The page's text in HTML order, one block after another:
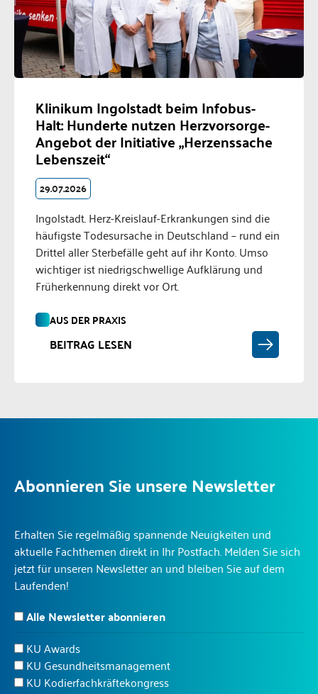
Klinikum Ingolstadt beim Infobus-
Halt: Hunderte nutzen Herzvorsorge-
Angebot der Initiative „Herzenssache
Lebenszeit“
29.07.2026
Ingolstadt. Herz-Kreislauf-Erkrankungen sind die
häufigste Todesursache in Deutschland – rund ein
Drittel aller Sterbefälle geht auf ihr Konto. Umso
wichtiger ist niedrigschwellige Aufklärung und
Früherkennung direkt vor Ort.
AUS DER PRAXIS
BEITRAG LESEN
Abonnieren Sie unsere Newsletter
Erhalten Sie regelmäßig spannende Neuigkeiten und
aktuelle Fachthemen direkt in Ihr Postfach. Melden Sie sich
jetzt für unseren Newsletter an und bleiben Sie auf dem
Laufenden!
Alle Newsletter abonnieren
KU Awards
KU Gesundheitsmanagement
KU Kodierfachkräftekongress